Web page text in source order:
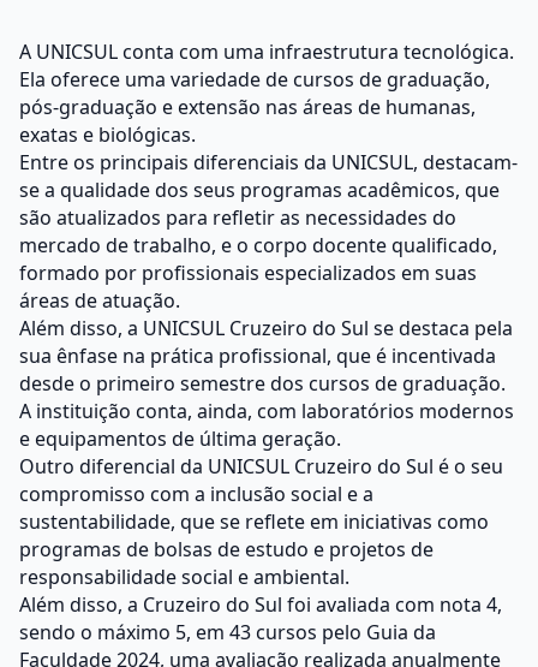
A UNICSUL conta com uma infraestrutura tecnológica.
Ela oferece uma variedade de cursos de graduação,
pós-graduação e extensão nas áreas de humanas,
exatas e biológicas.
Entre os principais diferenciais da UNICSUL, destacam-
se a qualidade dos seus programas acadêmicos, que
são atualizados para refletir as necessidades do
mercado de trabalho, e o corpo docente qualificado,
formado por profissionais especializados em suas
áreas de atuação.
Além disso, a UNICSUL Cruzeiro do Sul se destaca pela
sua ênfase na prática profissional, que é incentivada
desde o primeiro semestre dos cursos de graduação.
A instituição conta, ainda, com laboratórios modernos
e equipamentos de última geração.
Outro diferencial da UNICSUL Cruzeiro do Sul é o seu
compromisso com a inclusão social e a
sustentabilidade, que se reflete em iniciativas como
programas de bolsas de estudo e projetos de
responsabilidade social e ambiental.
Além disso, a Cruzeiro do Sul foi avaliada com nota 4,
sendo o máximo 5, em 43 cursos pelo Guia da
Faculdade 2024, uma avaliação realizada anualmente